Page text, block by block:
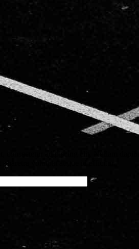
pharetra volutpat augue id efficitur.